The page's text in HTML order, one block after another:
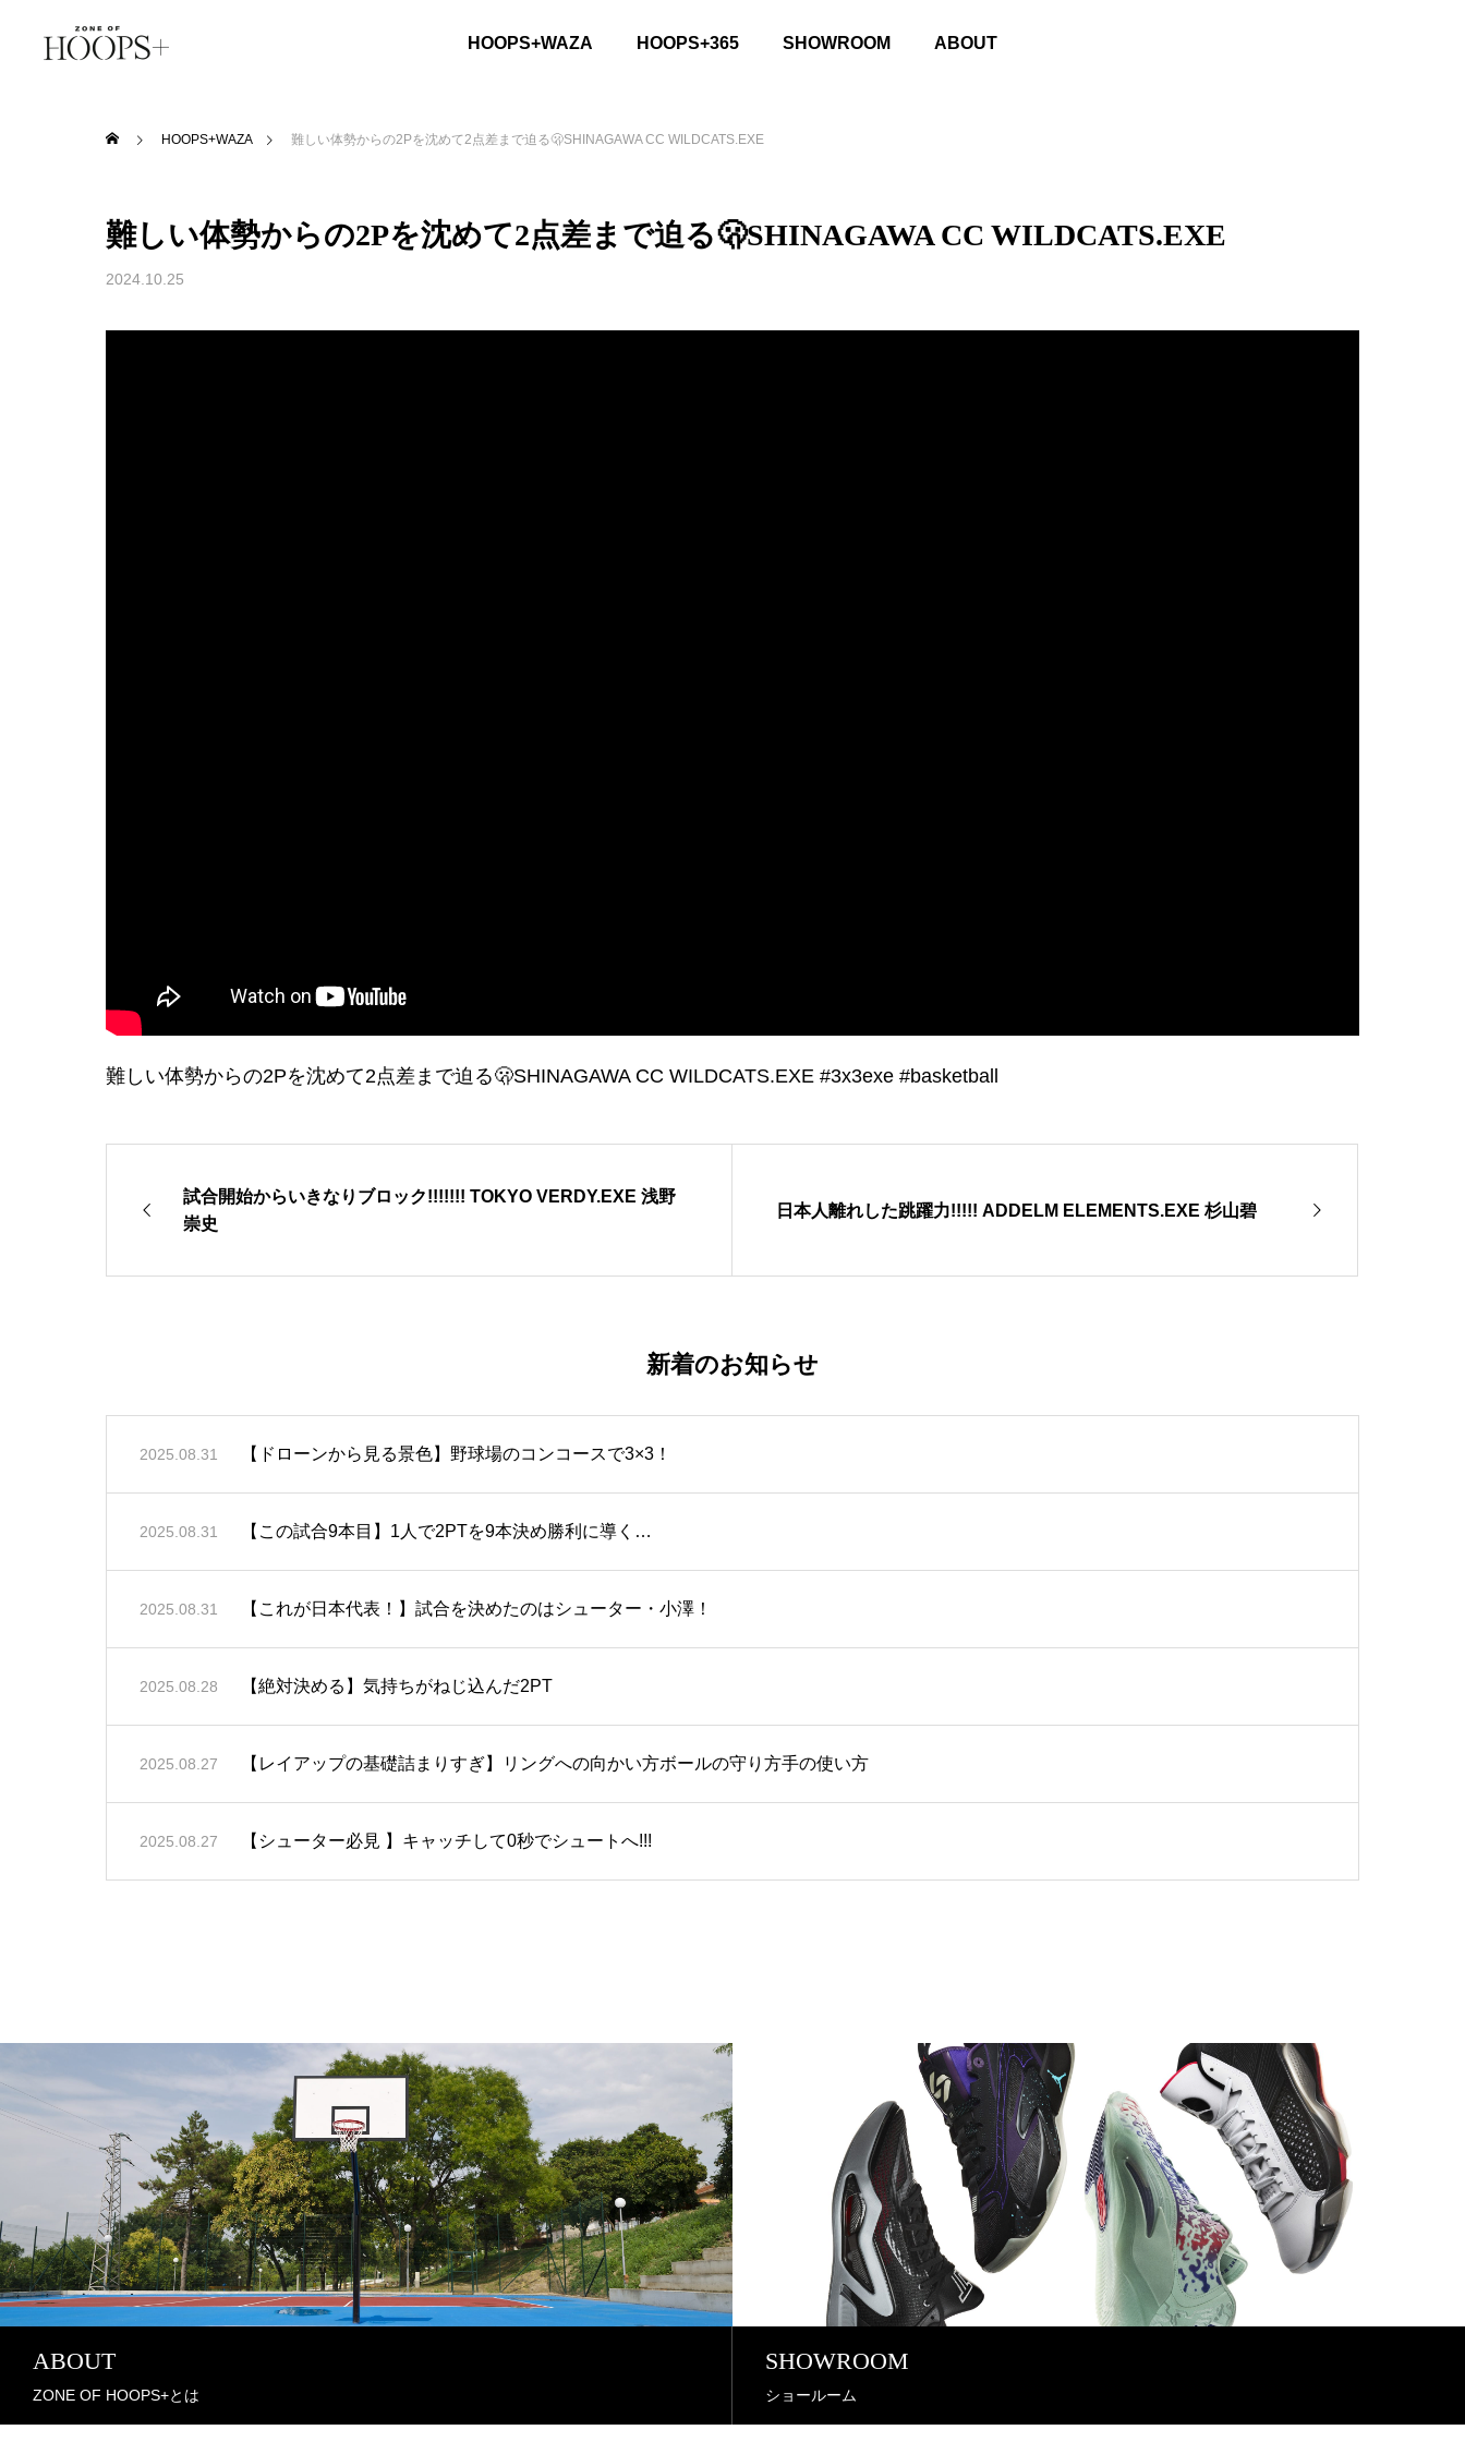
HOOPS+WAZA HOOPS+365 SHOWROOM ABOUT
HOOPS+WAZA 難しい体勢からの2Pを沈めて2点差まで迫る🫢SHINAGAWA CC WILDCATS.EXE
難しい体勢からの2Pを沈めて2点差まで迫る🫢SHINAGAWA CC WILDCATS.EXE
2024.10.25
難しい体勢からの2Pを沈めて2点差まで迫る🫢SHINAGAWA CC WILDCATS.EXE #3x3exe #basketball
試合開始からいきなりブロック!!!!!!! TOKYO VERDY.EXE 浅野
崇史
日本人離れした跳躍力!!!!! ADDELM ELEMENTS.EXE 杉山碧
新着のお知らせ
2025.08.31 【ドローンから見る景色】野球場のコンコースで3×3！
2025.08.31 【この試合9本目】1人で2PTを9本決め勝利に導く…
2025.08.31 【これが日本代表！】試合を決めたのはシューター・小澤！
2025.08.28 【絶対決める】気持ちがねじ込んだ2PT
2025.08.27 【レイアップの基礎詰まりすぎ】リングへの向かい方ボールの守り方手の使い方
2025.08.27 【シューター必見 】キャッチして0秒でシュートへ!!!
ABOUT
ZONE OF HOOPS+とは
SHOWROOM
ショールーム